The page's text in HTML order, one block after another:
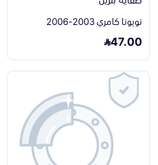
تويوتا كامري 2003-2006
47.00